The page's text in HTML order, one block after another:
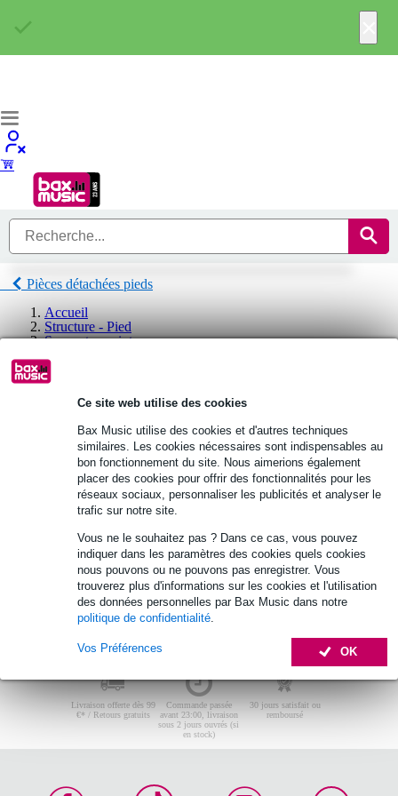
Ce site web utilise des cookies
Bax Music utilise des cookies et d'autres techniques
similaires. Les cookies nécessaires sont indispensables au
bon fonctionnement du site. Nous aimerions également
placer des cookies pour offrir des fonctionnalités pour les
réseaux sociaux, personnaliser les publicités et analyser le
trafic sur notre site.
Vous ne le souhaitez pas ? Dans ce cas, vous pouvez
indiquer dans les paramètres des cookies quels cookies
nous pouvons ou ne pouvons pas enregistrer. Vous
trouverez plus d'informations sur les cookies et l'utilisation
des données personnelles par Bax Music dans notre
politique de confidentialité.
OK
Vos Préférences
Pièces détachées pieds
Accueil
Structure - Pied
Support enceinte
Pièces détachées pieds HK Audio
Aucun produit trouvé.
Livraison offerte dès 99
€* / Retours gratuits
Commande passée
avant 23:00, livraison
sous 2 jours ouvrés (si
en stock)
30 jours satisfait ou
remboursé